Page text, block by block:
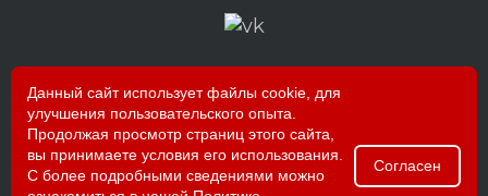
Copyright © 2026 РПК «Рекламные Решения»
Данный сайт использует файлы cookie, для
улучшения пользовательского опыта.
Продолжая просмотр страниц этого сайта,
вы принимаете условия его использования.
С более подробными сведениями можно
Согласен